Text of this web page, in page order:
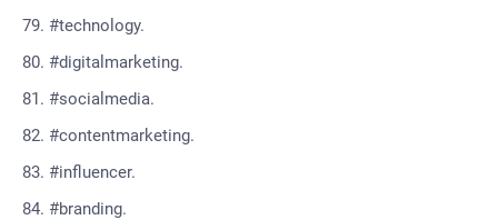
#technology.
#digitalmarketing.
#socialmedia.
#contentmarketing.
#influencer.
#branding.